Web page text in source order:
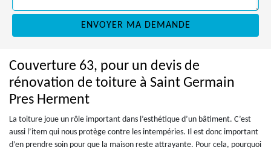
Couverture 63, pour un devis de
rénovation de toiture à Saint Germain
Pres Herment
La toiture joue un rôle important dans l’esthétique d’un bâtiment. C’est
aussi l’item qui nous protège contre les intempéries. Il est donc important
d’en prendre soin pour que la maison reste attrayante. Pour cela, pourquoi